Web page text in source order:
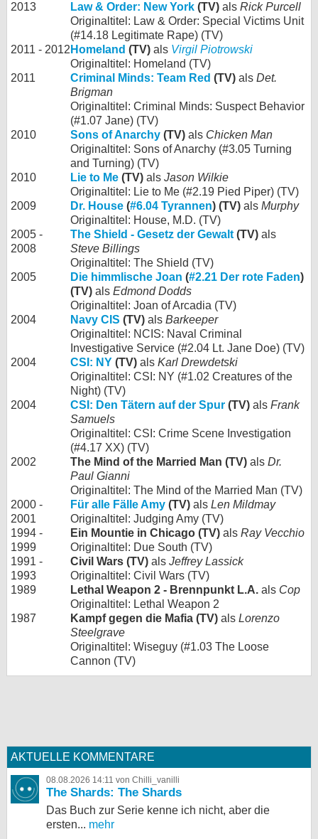
2013
Law & Order: New York (TV) als Rick Purcell
Originaltitel: Law & Order: Special Victims Unit
(#14.18 Legitimate Rape) (TV)
2011 - 2012 Homeland (TV) als Virgil Piotrowski
Originaltitel: Homeland (TV)
2011
Criminal Minds: Team Red (TV) als Det.
Brigman
Originaltitel: Criminal Minds: Suspect Behavior
(#1.07 Jane) (TV)
2010
Sons of Anarchy (TV) als Chicken Man
Originaltitel: Sons of Anarchy (#3.05 Turning
and Turning) (TV)
2010
Lie to Me (TV) als Jason Wilkie
Originaltitel: Lie to Me (#2.19 Pied Piper) (TV)
2009
Dr. House (#6.04 Tyrannen) (TV) als Murphy
Originaltitel: House, M.D. (TV)
2005 -
2008
The Shield - Gesetz der Gewalt (TV) als
Steve Billings
Originaltitel: The Shield (TV)
2005
Die himmlische Joan (#2.21 Der rote Faden)
(TV) als Edmond Dodds
Originaltitel: Joan of Arcadia (TV)
2004
Navy CIS (TV) als Barkeeper
Originaltitel: NCIS: Naval Criminal
Investigative Service (#2.04 Lt. Jane Doe) (TV)
2004
CSI: NY (TV) als Karl Drewdetski
Originaltitel: CSI: NY (#1.02 Creatures of the
Night) (TV)
2004
CSI: Den Tätern auf der Spur (TV) als Frank
Samuels
Originaltitel: CSI: Crime Scene Investigation
(#4.17 XX) (TV)
2002
The Mind of the Married Man (TV) als Dr.
Paul Gianni
Originaltitel: The Mind of the Married Man (TV)
2000 -
2001
Für alle Fälle Amy (TV) als Len Mildmay
Originaltitel: Judging Amy (TV)
1994 -
1999
Ein Mountie in Chicago (TV) als Ray Vecchio
Originaltitel: Due South (TV)
1991 -
1993
Civil Wars (TV) als Jeffrey Lassick
Originaltitel: Civil Wars (TV)
1989
Lethal Weapon 2 - Brennpunkt L.A. als Cop
Originaltitel: Lethal Weapon 2
1987
Kampf gegen die Mafia (TV) als Lorenzo
Steelgrave
Originaltitel: Wiseguy (#1.03 The Loose
Cannon (TV)
AKTUELLE KOMMENTARE
08.08.2026 14:11 von Chilli_vanilli
The Shards: The Shards
Das Buch zur Serie kenne ich nicht, aber die
ersten... mehr